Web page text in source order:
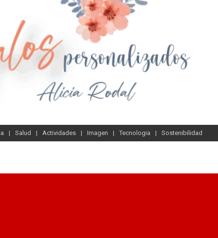
Salud Actividades Imagen Tecnologia Sostenibilidad